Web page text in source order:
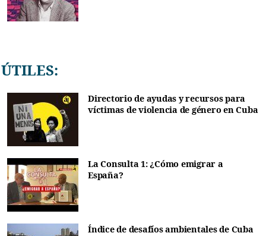
ÚTILES:
Directorio de ayudas y recursos para
víctimas de violencia de género en Cuba
La Consulta 1: ¿Cómo emigrar a
España?
Índice de desafíos ambientales de Cuba